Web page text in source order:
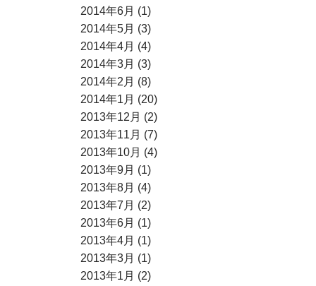
2014年6月 (1)
2014年5月 (3)
2014年4月 (4)
2014年3月 (3)
2014年2月 (8)
2014年1月 (20)
2013年12月 (2)
2013年11月 (7)
2013年10月 (4)
2013年9月 (1)
2013年8月 (4)
2013年7月 (2)
2013年6月 (1)
2013年4月 (1)
2013年3月 (1)
2013年1月 (2)